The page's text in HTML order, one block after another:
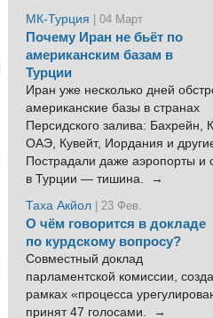
МК-Турция
| 04 Март
Почему Иран не бьёт по
американским базам в
Турции
Иран уже несколько дней
американские базы в странах
Персидского залива: Бахрейн,
ОАЭ, Кувейт, Иордания и
Пострадали даже аэропорты и
в Турции — тишина. →
Таха Акйол | 23 Фев.
О чём говорится в докладе
по курдскому вопросу?
Совместный доклад
парламентской комиссии,
рамках «процесса
принят 47 голосами. →